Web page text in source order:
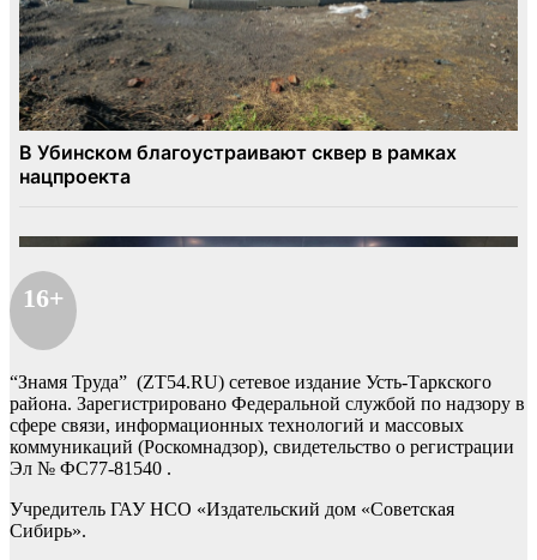
16+
“Знамя Труда” (ZT54.RU) сетевое издание Усть-Таркского
района. Зарегистрировано Федеральной службой по надзору в
сфере связи, информационных технологий и массовых
коммуникаций (Роскомнадзор), свидетельство о регистрации
Эл № ФС77-81540 .
Учредитель ГАУ НСО «Издательский дом «Советская
Сибирь».